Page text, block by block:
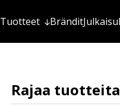
Tuotteet Brändit
Rajaa tuotteita